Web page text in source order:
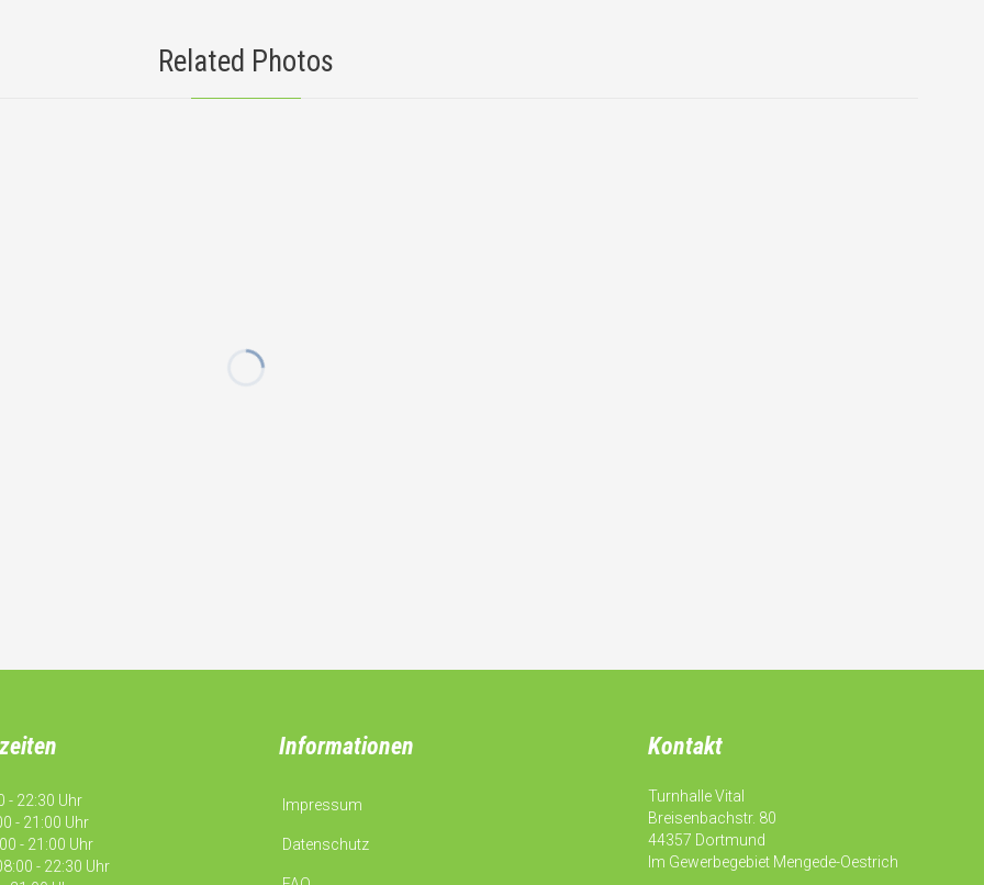
Related Photos
- 22:30 Uhr
- 21:00 Uhr
- 21:00 Uhr
- 22:30 Uhr
Informationen
Impressum
Datenschutz
Kontakt
Turnhalle Vital
Breisenbachstr. 80
44357 Dortmund
Im Gewerbegebiet Mengede-Oestrich